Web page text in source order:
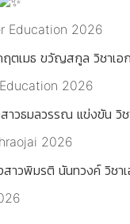
Education 2026
ตเมธ ขวัญสกูล วิชาเอ
2026
าวธมลวรรณ แข่งขัน วิ
2026
สาวพิมรติ นันทวงค์ วิชา